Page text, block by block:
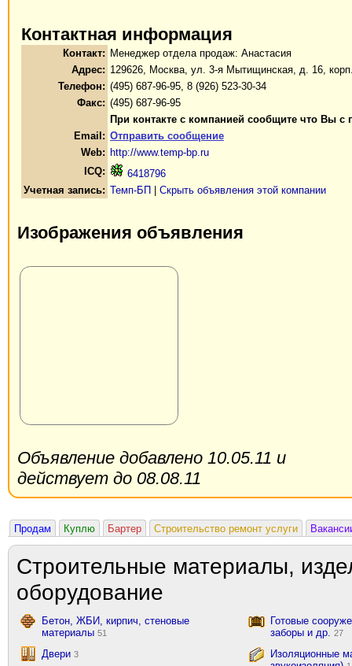
Контактная информация
Контакт: Менеджер отдела продаж: Анастасия
Адрес: 129626, Москва, ул. 3-я Мытищинская, д. 16,
Телефон: (495) 687-96-95, 8 (926) 523-30-34
Факс: (495) 687-96-95
При контакте с компанией сообщите что Вы с
Email: Отправить сообщение
Web: http://www.temp-bp.ru
ICQ:
6418796
Учетная запись: Темп-БП | Скрыть объявления этой компании
Изображения объявления
Объявление добавлено 10.05.11 и
действует до 08.08.11
Продам Куплю Бартер Строительство ремонт услуги
Строительные материалы,
оборудование
Бетон, ЖБИ, кирпич, стеновые
материалы 51
Готовые
заборы и др.
27
Двери 3
Изоляционные